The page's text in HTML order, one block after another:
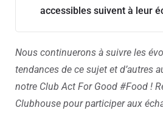
accessibles suivent à leur
Nous continuerons à suivre les
tendances de ce sujet et d’autres
notre Club Act For Good #Food !
Clubhouse pour participer aux